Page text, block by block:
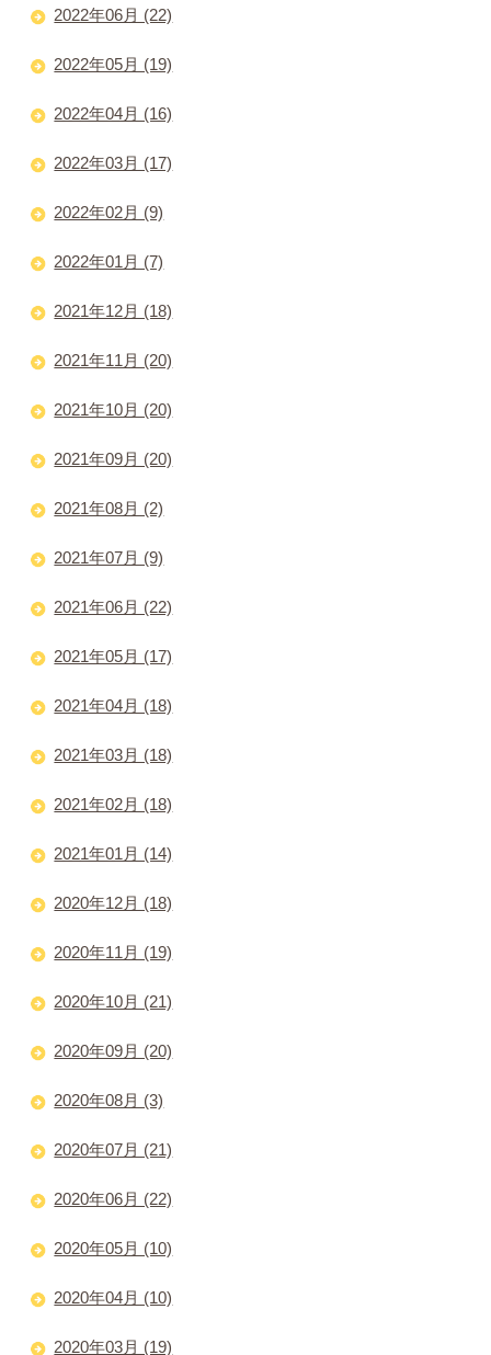
2022年06月 (22)
2022年05月 (19)
2022年04月 (16)
2022年03月 (17)
2022年02月 (9)
2022年01月 (7)
2021年12月 (18)
2021年11月 (20)
2021年10月 (20)
2021年09月 (20)
2021年08月 (2)
2021年07月 (9)
2021年06月 (22)
2021年05月 (17)
2021年04月 (18)
2021年03月 (18)
2021年02月 (18)
2021年01月 (14)
2020年12月 (18)
2020年11月 (19)
2020年10月 (21)
2020年09月 (20)
2020年08月 (3)
2020年07月 (21)
2020年06月 (22)
2020年05月 (10)
2020年04月 (10)
2020年03月 (19)